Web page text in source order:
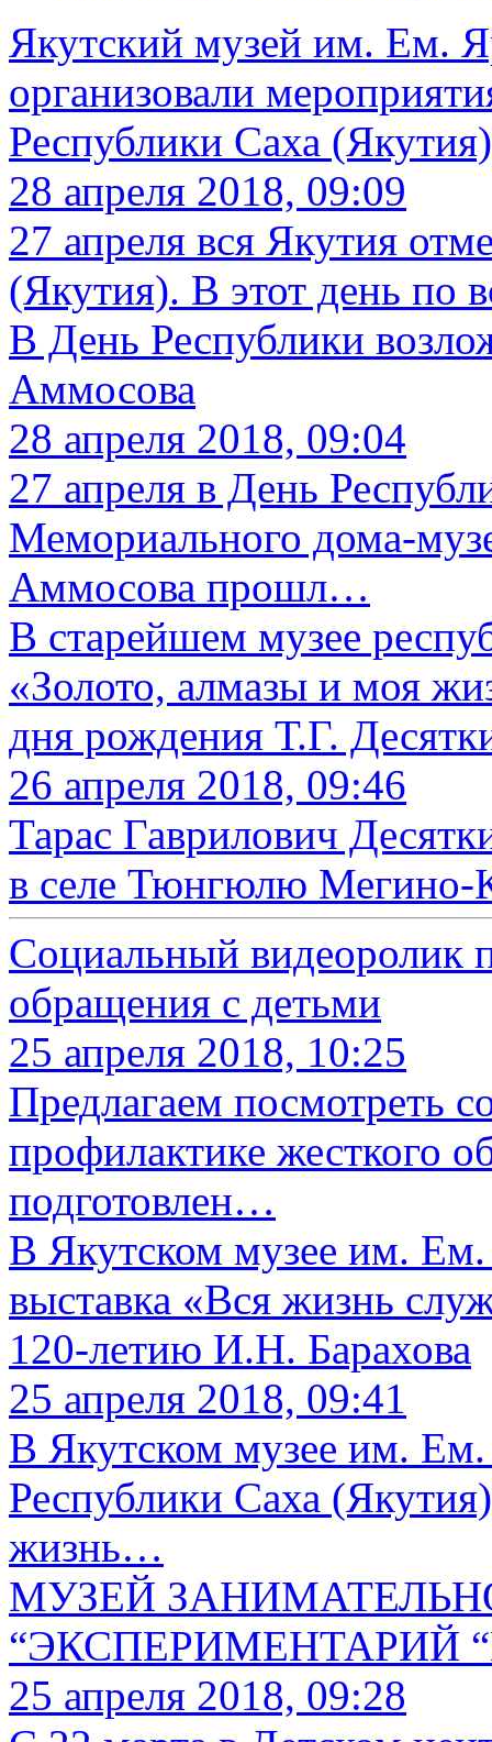
Якутский музей им. Ем.
организовали
Республики Саха (Якутия)
28 апреля 2018, 09:09
27 апреля вся Якутия
(Якутия). В этот день по
В День Республики
Аммосова
28 апреля 2018, 09:04
27 апреля в День
Мемориального дома-
Аммосова прошл…
В старейшем музее
«Золото, алмазы и моя
дня рождения Т.Г.
26 апреля 2018, 09:46
Тарас Гаврилович
в селе Тюнгюлю Мегино-
Социальный видеоролик
обращения с детьми
25 апреля 2018, 10:25
Предлагаем посмотреть
профилактике жесткого
подготовлен…
В Якутском музее им. Ем.
выставка «Вся жизнь
120-летию И.Н. Барахова
25 апреля 2018, 09:41
В Якутском музее им.
Республики Саха
жизнь…
МУЗЕЙ
“ЭКСПЕРИМЕНТАРИЙ
25 апреля 2018, 09:28